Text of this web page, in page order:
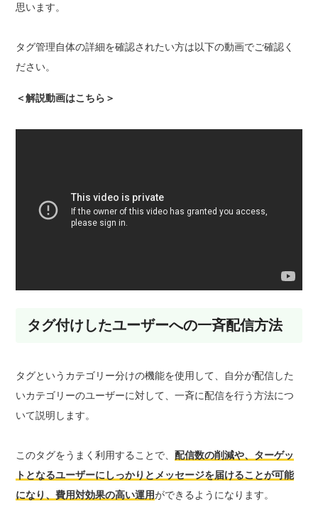
思います。
タグ管理自体の詳細を確認されたい方は以下の動画でご確認く
ださい。
＜解説動画はこちら＞
タグ付けしたユーザーへの一斉配信方法
タグというカテゴリー分けの機能を使用して、自分が配信した
いカテゴリーのユーザーに対して、一斉に配信を行う方法につ
いて説明します。
このタグをうまく利用することで、配信数の削減や、ターゲッ
トとなるユーザーにしっかりとメッセージを届けることが可能
になり、費用対効果の高い運用ができるようになります。